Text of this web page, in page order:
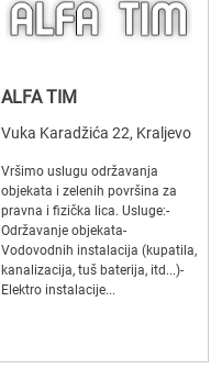
ALFA TIM
Vuka Karadžića 22, Kraljevo
Vršimo uslugu održavanja
objekata i zelenih površina za
pravna i fizička lica. Usluge:-
Održavanje objekata-
Vodovodnih instalacija (kupatila,
kanalizacija, tuš baterija, itd...)-
Elektro instalacije...